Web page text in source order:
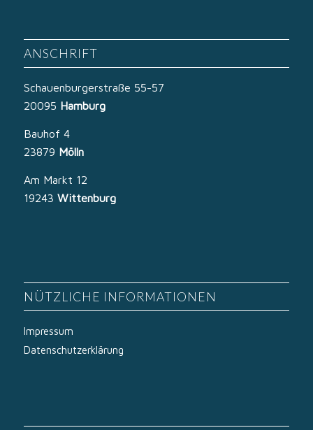
ANSCHRIFT
Schauenburgerstraße 55-57
20095 Hamburg
Bauhof 4
23879 Mölln
Am Markt 12
19243 Wittenburg
NÜTZLICHE INFORMATIONEN
Impressum
Datenschutzerklärung